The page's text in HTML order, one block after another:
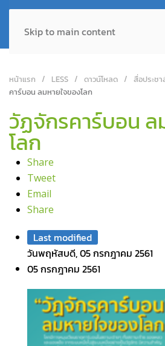
Skip to main content
หน้าแรก LESS ดาวน์โหลด สื่อประช
คาร์บอน ลมหายใจของโลก
วัฏจักรคาร์บอน ล
โลก
Share
Tweet
Email
Share
Last modified
วันพฤหัสบดี, 05 กรกฎาคม 2561
05 กรกฎาคม 2561